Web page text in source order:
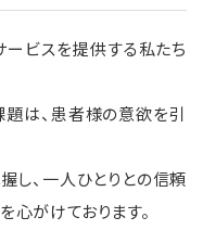
ービスを提供する私たち
は、患者様の意欲を引
し、一人ひとりとの信頼
心がけております。